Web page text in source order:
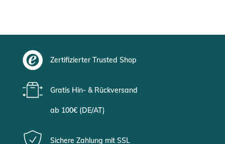
Zertifizierter Trusted Shop
Gratis Hin- & Rückversand
ab 100€ (DE/AT)
Sichere Zahlung mit SSL